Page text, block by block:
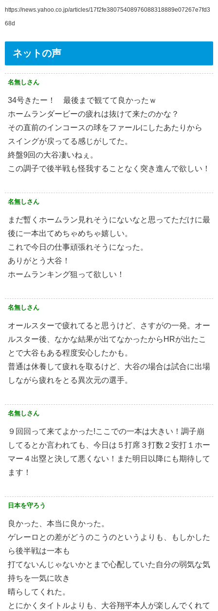
https://news.yahoo.co.jp/articles/17f2fe38075408976088318889e07267e7fd3
68d
ネットの声
名無しさん
34号きたー！ 最後まで観てて良かったｗ
ホームランダービーの疲れは抜けて来たのかな？
その直前のインコースの球をファールにしたあたりから
スイングが戻ってる感じがしてた。
終盤9回の大谷凄いねぇ。
この調子で後半戦も怪我することなく突き進んで欲しい！
名無しさん
まだ暫くホームラン見れそうにないなと思ってただけに最
後に一本出てめちゃめちゃ嬉しい。
これで今日の仕事頑張れそうになった。
ありがとう大谷！
ホームランキング狙って欲しい！
名無しさん
オールスターで疲れてると思うけど、さすがの一発。オー
ルスター後、なかな結果が出てなかったからHRが出たこ
とで大谷もある程度安心したかも。
普通は休養して疲れを取るけど、大谷の場合は試合に出場
しながら疲れをとる異次元の選手。
名無しさん
９回回って来てよかった!ここでの一本は大きい！調子崩
してるとか言われても、今日は５打席３打数２安打１ホー
マー４出塁と決して悪くない！また明日以降にも期待して
ます！
日本を守ろう
良かった、本当に良かった。
ゲレーロとの差がどうのこうのというよりも、もしかした
ら後半戦は一本も
打てないんじゃないかとまで心配していた自分の弱気な気
持ちを一気に吹き
晴らしてくれた。
とにかくタイトルよりも、大谷翔平本人が楽しんでくれて